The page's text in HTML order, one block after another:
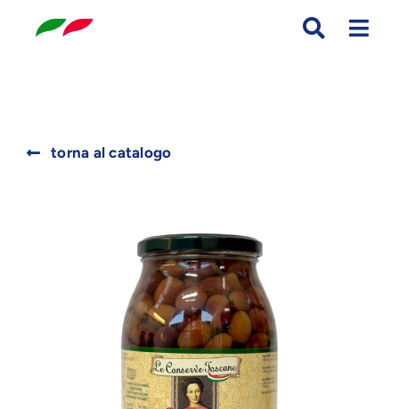
torna al catalogo
for: